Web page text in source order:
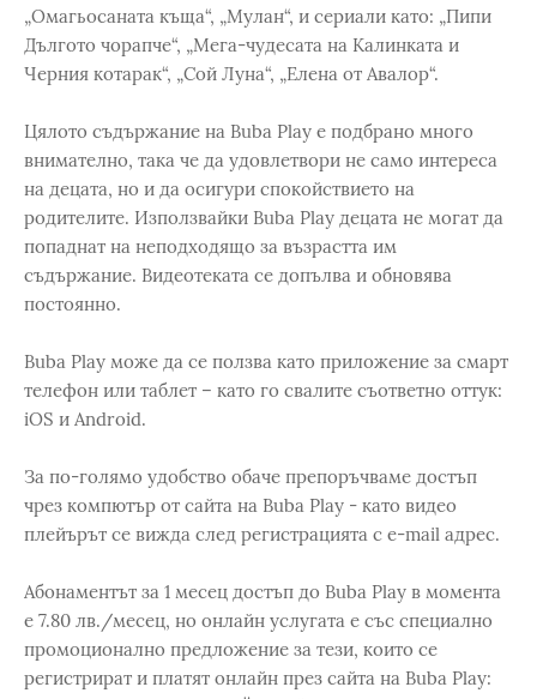
„Омагьосаната къща“, „Мулан“, и сериали като: „Пипи
Дългото чорапче“, „Мега-чудесата на Калинката и
Черния котарак“, „Сой Луна“, „Елена от Авалор“.
Цялото съдържание на Buba Play е подбрано много
внимателно, така че да удовлетвори не само интереса
на децата, но и да осигури спокойствието на
родителите. Използвайки Buba Play децата не могат да
попаднат на неподходящо за възрастта им
съдържание. Видеотеката се допълва и обновява
постоянно.
Buba Play може да се ползва като приложение за смарт
телефон или таблет – като го свалите съответно оттук:
iOS и Android.
За по-голямо удобство обаче препоръчваме достъп
чрез компютър от сайта на Buba Play - като видео
плейърът се вижда след регистрацията с e-mail адрес.
Абонаментът за 1 месец достъп до Buba Play в момента
е 7.80 лв./месец, но онлайн услугата е със специално
промоционално предложение за тези, които се
регистрират и платят онлайн през сайта на Buba Play: